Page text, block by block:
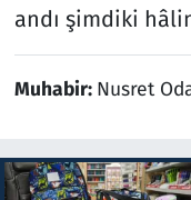
andı şimdiki
Muhabir: Nusret